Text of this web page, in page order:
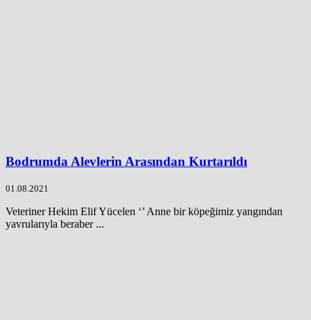
Bodrumda Alevlerin Arasından Kurtarıldı
01.08.2021
Veteriner Hekim Elif Yücelen ‘’ Anne bir köpeğimiz yangından
yavrularıyla beraber ...